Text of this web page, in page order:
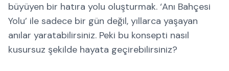
büyüyen bir hatıra yolu oluşturmak. ‘Anı Bahçesi
Yolu’ ile sadece bir gün değil, yıllarca yaşayan
anılar yaratabilirsiniz. Peki bu konsepti nasıl
kusursuz şekilde hayata geçirebilirsiniz?